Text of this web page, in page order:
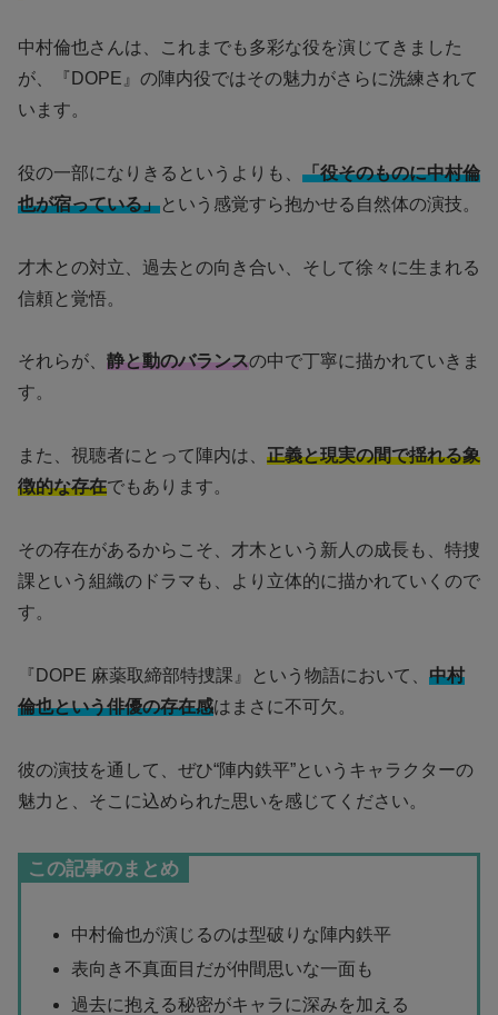
中村倫也さんは、これまでも多彩な役を演じてきました
が、『DOPE』の陣内役ではその魅力がさらに洗練されて
います。
役の一部になりきるというよりも、 「役そのものに中村倫
也が宿っている」という感覚すら抱かせる自然体の演技。
才木との対立、過去との向き合い、そして徐々に生まれる
信頼と覚悟。
それらが、 静と動のバランスの中で丁寧に描かれていきま
す。
また、視聴者にとって陣内は、 正義と現実の間で揺れる象
徴的な存在でもあります。
その存在があるからこそ、才木という新人の成長も、特捜
課という組織のドラマも、より立体的に描かれていくので
す。
『DOPE 麻薬取締部特捜課』という物語において、 中村
倫也という俳優の存在感はまさに不可欠。
彼の演技を通して、ぜひ“陣内鉄平”というキャラクターの
魅力と、そこに込められた思いを感じてください。
この記事のまとめ
中村倫也が演じるのは型破りな陣内鉄平
表向き不真面目だが仲間思いな一面も
過去に抱える秘密がキャラに深みを加える